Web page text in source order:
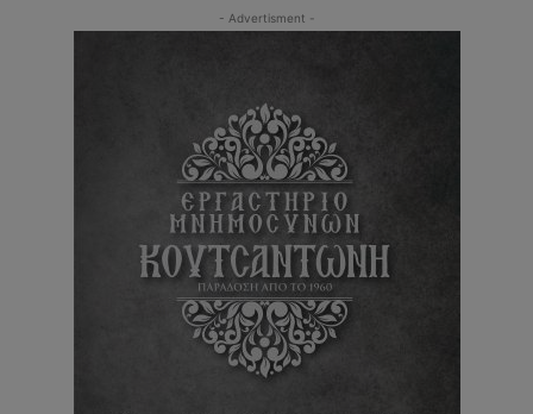
- Advertisment -